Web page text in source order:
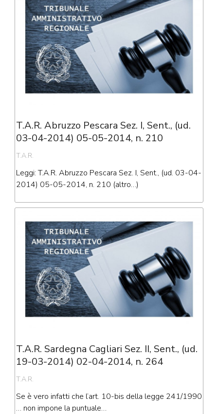
T.A.R. Abruzzo Pescara Sez. I, Sent., (ud.
03-04-2014) 05-05-2014, n. 210
T.A.R.
Leggi: T.A.R. Abruzzo Pescara Sez. I, Sent., (ud. 03-04-
2014) 05-05-2014, n. 210 (altro…)
T.A.R. Sardegna Cagliari Sez. II, Sent., (ud.
19-03-2014) 02-04-2014, n. 264
T.A.R.
Se è vero infatti che l’art. 10-bis della legge 241/1990
… non impone la puntuale…